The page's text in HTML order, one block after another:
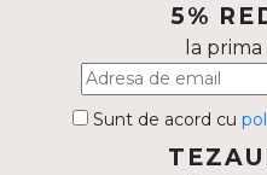
5%
la
Sunt de acord cu